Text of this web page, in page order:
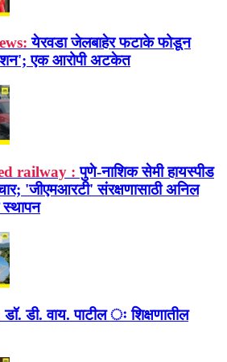
येरवडा जेलबाहेर फटाके फोडून
एक आरोपी अटकेत
railway : पुणे-नाशिक सेमी हायस्पीड
'जीएमआरटी' संरक्षणासाठी अनिल
डॉ. डी. वाय. पाटील ः शिक्षणातील